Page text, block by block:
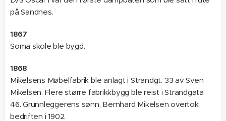
på Sandnes.
1867
Soma skole ble bygd.
1868
Mikelsens Møbelfabrik ble anlagt i Strandgt. 33 av Sven
Mikelsen. Flere større fabrikkbygg ble reist i Strandgata
46. Grunnleggerens sønn, Bernhard Mikelsen overtok
bedriften i 1902.